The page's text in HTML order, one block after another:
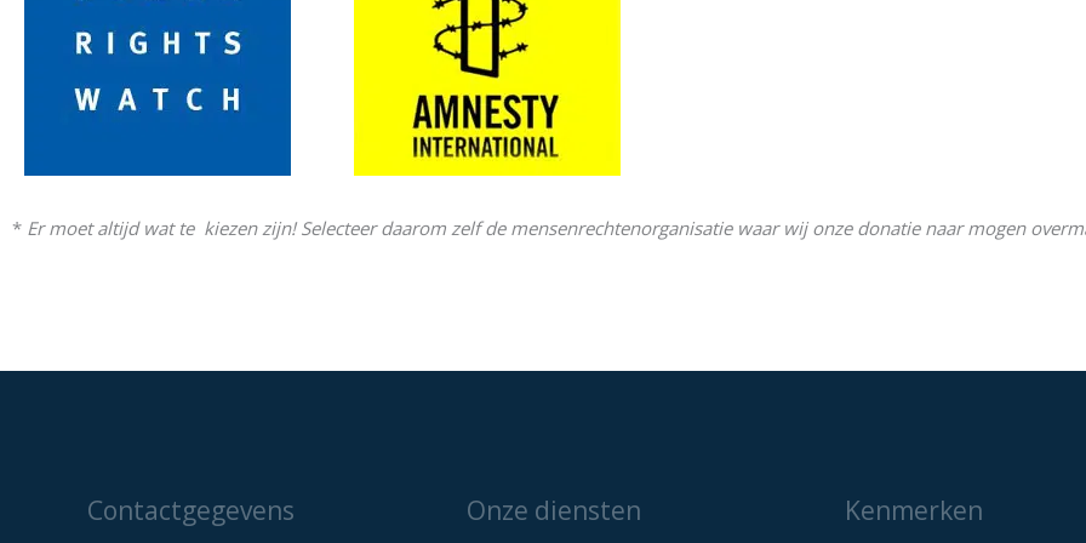
* Er moet altijd wat te kiezen zijn! Selecteer daarom zelf de mensenrechtenorganisatie waar wij onze donatie naar mogen
Contactgegevens Onze diensten Kenmerken